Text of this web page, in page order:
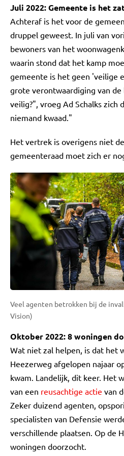
Juli 2022: Gemeente is het
Achteraf is het voor de
druppel geweest. In juli van
bewoners van het
waarin stond dat het kamp
gemeente is het geen 'veilige
grote verontwaardiging van
veilig?", vroeg Ad Schalks zich
niemand kwaad."
Het vertrek is overigens niet
gemeenteraad moet zich er
Veel agenten betrokken bij de
Vision)
Oktober 2022: 8 woningen
Wat niet zal helpen, is dat het
Heezerweg afgelopen najaar
kwam. Landelijk, dit keer. Het
van een reusachtige actie van
Zeker duizend agenten,
specialisten van Defensie
verschillende plaatsen. Op de
woningen doorzocht.